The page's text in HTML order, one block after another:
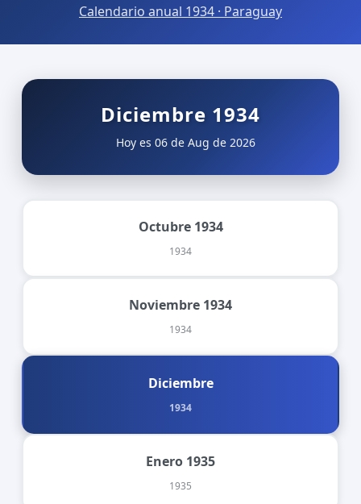
Calendario anual 1934 · Paraguay
Diciembre 1934
Hoy es 06 de Aug de 2026
Octubre 1934
1934
Noviembre 1934
1934
Diciembre
1934
Enero 1935
1935